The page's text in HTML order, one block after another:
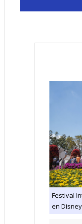
Festival
en